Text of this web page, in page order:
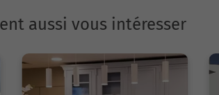
aussi vous intéresser